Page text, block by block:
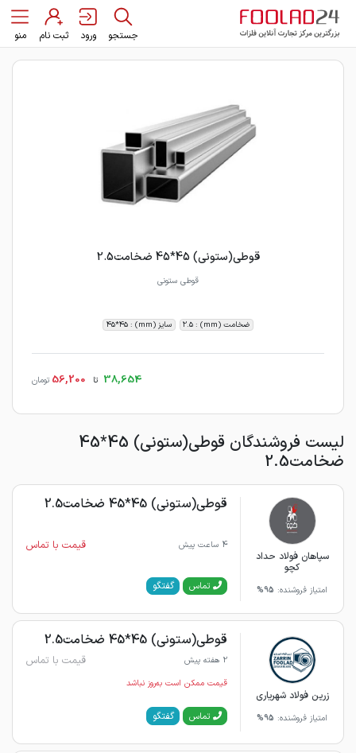
جستجو ورود ثبت نام منو
قوطی(ستونی) 45*45 ضخامت2.5
قوطی ستونی
ضخامت (mm) : 2.5 سایز (mm) : 45*45
38,654 تا 56,200 تومان
لیست فروشندگان قوطی(ستونی) 45*45
ضخامت2.5
سپاهان فولاد حداد
کچو
امتیاز فروشنده: 95%
قوطی(ستونی) 45*45 ضخامت2.5
4 ساعت پیش قیمت با تماس
تماس گفتگو
زرین فولاد شهریاری
امتیاز فروشنده: 95%
قوطی(ستونی) 45*45 ضخامت2.5
2 هفته پیش قیمت با تماس
قیمت ممکن است به‌روز نباشد
تماس گفتگو